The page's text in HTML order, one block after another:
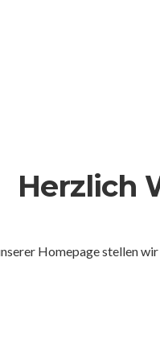
Herzlich
Homepage stellen